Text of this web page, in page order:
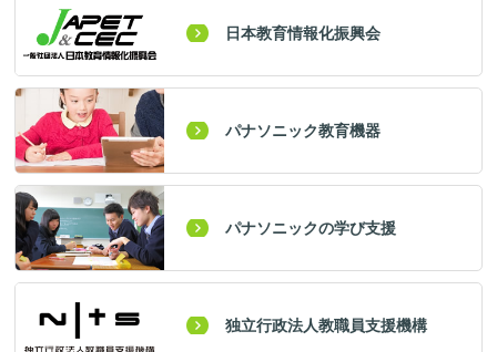
日本教育情報化振興会
パナソニック教育機器
パナソニックの学び支援
独立行政法人教職員支援機構